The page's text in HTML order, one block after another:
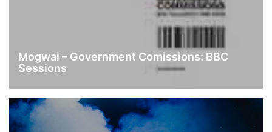
Mogwai – Government Comissions: BBC
Sessions